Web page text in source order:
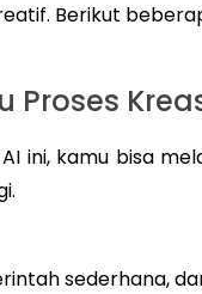
Berikut
Proses
ini, kamu bisa
sederhana,